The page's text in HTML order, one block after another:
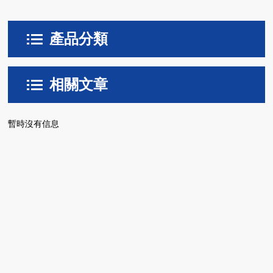
產品分類
相關文章
暫時沒有信息